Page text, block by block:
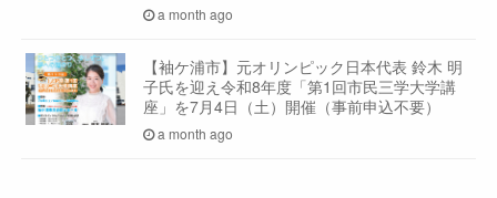
a month ago
【袖ケ浦市】元オリンピック日本代表 鈴木 明
子氏を迎え令和8年度「第1回市民三学大学講
座」を7月4日（土）開催（事前申込不要）
a month ago